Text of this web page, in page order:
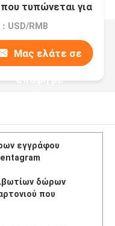
τυπώνεται για
USD/RMB
Μας ελάτε σε
επαφή με
εγγράφου
δώρων
που